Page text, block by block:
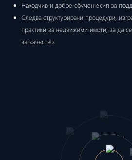
Находчив и добре обучен екип за
Следва структурирани процедури,
практики за недвижими имоти, за да
за качество.